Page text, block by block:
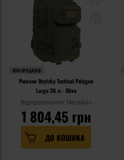
ХІТИ ПРОДАЖІВ
Рюкзак Brytzky Tactical Polygon
Large 36 л - Olive
Відправлення: Негайно
1 804,45 грн
ДО КОШИКА